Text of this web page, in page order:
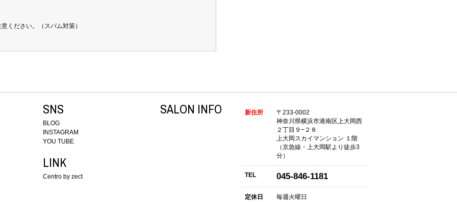
ください。（スパム対策）
SNS
BLOG
INSTAGRAM
YOU TUBE
LINK
Centro by zect
SALON INFO 新住所
〒233-0002
神奈川県横浜市港南区上大岡西
２丁目９−２８
上大岡スカイマンション １階
（京急線・上大岡駅より徒歩3
分）
TEL 045-846-1181
定休日 毎週火曜日